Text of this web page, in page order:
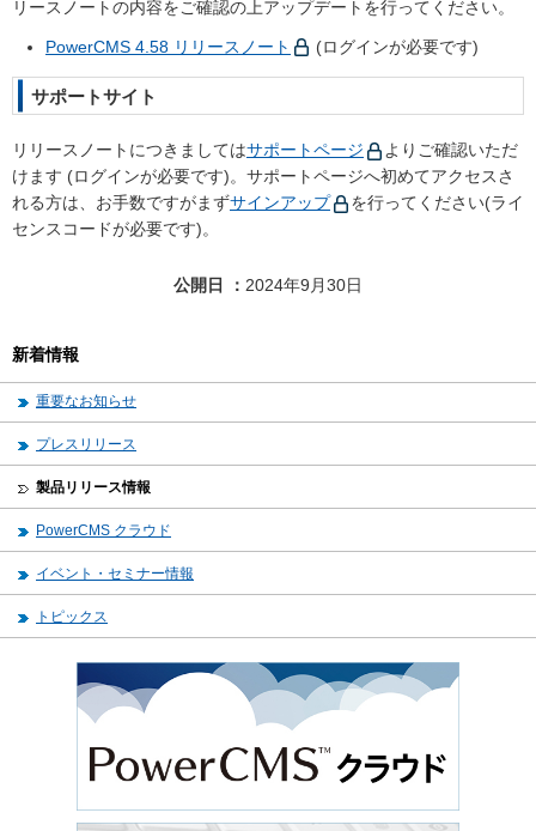
リースノートの内容をご確認の上アップデートを行ってください。
PowerCMS 4.58 リリースノート (ログインが必要です)
サポートサイト
リリースノートにつきましてはサポートページ
よりご確認いただ
けます (ログインが必要です)。サポートページへ初めてアクセスさ
れる方は、お手数ですがまずサインアップ
を行ってください(ライ
センスコードが必要です)。
公開日 2024年9月30日
新着情報
重要なお知らせ
プレスリリース
製品リリース情報
PowerCMS クラウド
イベント・セミナー情報
トピックス